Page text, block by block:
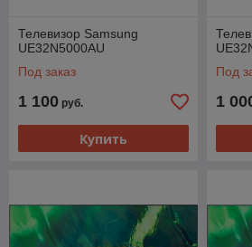
Телевизор Samsung
UE32N5000AU
Под заказ
1 100 руб.
Купить
Под
1